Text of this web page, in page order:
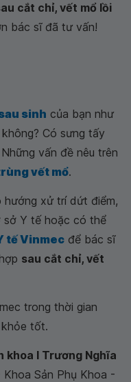
cắt chỉ, vết mổ lồi
bác sĩ đã tư vấn!
sinh của bạn như
Có sưng tấy
vấn đề nêu trên
vết mổ.
xử trí dứt điểm,
sở Y tế hoặc có thể
tế Vinmec để bác sĩ
sau cắt chỉ, vết
trong thời gian
tốt.
khoa I Trương Nghĩa
Sản Phụ Khoa -